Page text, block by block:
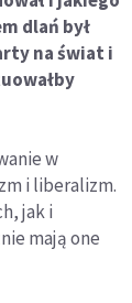
dlań był
na świat i
w
i liberalizm.
jak i
mają one